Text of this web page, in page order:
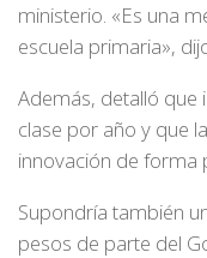
ministerio. «Es una
escuela primaria»,
Además, detalló que
clase por año y que
innovación de forma
Supondría también
pesos de parte del